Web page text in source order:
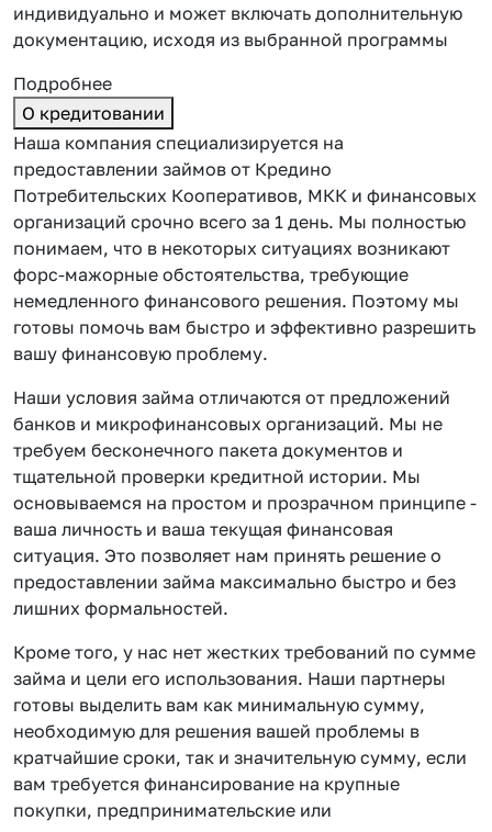
индивидуально и может включать дополнительную
документацию, исходя из выбранной программы
Подробнее
О кредитовании
Наша компания специализируется на
предоставлении займов от Кредино
Потребительских Кооперативов, МКК и финансовых
организаций срочно всего за 1 день. Мы полностью
понимаем, что в некоторых ситуациях возникают
форс-мажорные обстоятельства, требующие
немедленного финансового решения. Поэтому мы
готовы помочь вам быстро и эффективно разрешить
вашу финансовую проблему.
Наши условия займа отличаются от предложений
банков и микрофинансовых организаций. Мы не
требуем бесконечного пакета документов и
тщательной проверки кредитной истории. Мы
основываемся на простом и прозрачном принципе -
ваша личность и ваша текущая финансовая
ситуация. Это позволяет нам принять решение о
предоставлении займа максимально быстро и без
лишних формальностей.
Кроме того, у нас нет жестких требований по сумме
займа и цели его использования. Наши партнеры
готовы выделить вам как минимальную сумму,
необходимую для решения вашей проблемы в
кратчайшие сроки, так и значительную сумму, если
вам требуется финансирование на крупные
покупки, предпринимательские или